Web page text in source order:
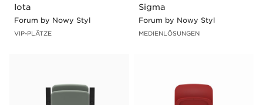
Iota
Forum by Nowy Styl
VIP-PLÄTZE
Sigma
Forum by Nowy Styl
MEDIENLÖSUNGEN